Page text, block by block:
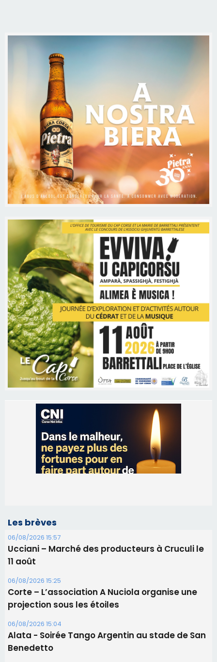
Les brèves
06/08/2026 15:57
Ucciani – Marché des producteurs à Cruculi le
11 août
06/08/2026 15:25
Corte – L’association A Nuciola organise une
projection sous les étoiles
06/08/2026 15:04
Alata - Soirée Tango Argentin au stade de San
Benedetto